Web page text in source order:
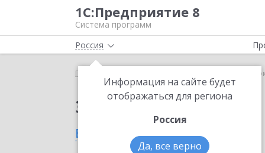
1С:Предприятие 8
Система программ
Россия
Информация на сайте будет
отображаться для региона
Россия
Да, все верно
Главная 1С-
Заказать 1С-Такском
в Костомукше